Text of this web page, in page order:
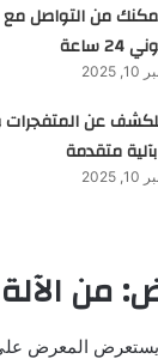
من التواصل مع
ساعة
عن المتفجرات
متقدمة
من
يستعرض المعرض